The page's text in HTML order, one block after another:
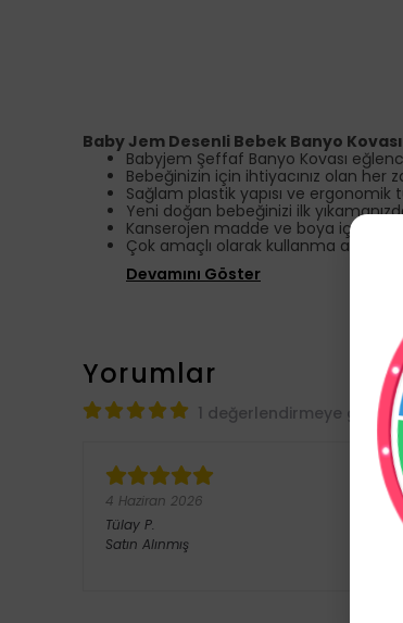
Baby Jem Desenli Bebek Banyo
Babyjem Şeffaf Banyo Kovası
Bebeğinizin için ihtiyacınız olan her
Sağlam plastik yapısı ve
Yeni doğan bebeğinizi ilk
Kanserojen madde ve boya içermez.
Çok amaçlı olarak kullanma avantajı
Devamını Göster
Yorumlar
1 değerlendirmeye göre
4 Haziran 2026
Tülay P.
Satın Alınmış